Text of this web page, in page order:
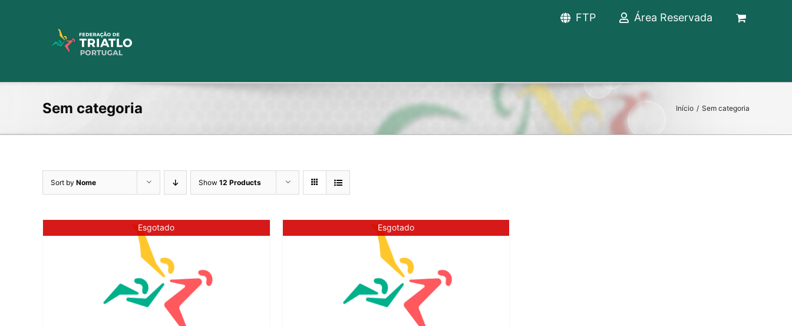
FTP Área Reservada
Sem categoria Início / Sem categoria
Sort by Nome Show 12 Products
Esgotado Esgotado